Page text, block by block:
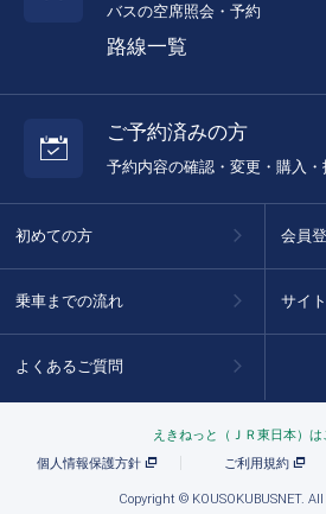
バスの空席照会・予約
路線一覧
ご予約済みの方
予約内容の確認・変更・購入・
初めての方
乗車までの流れ
よくあるご質問
会員
サイ
えきねっと（ＪＲ東日本）は
個人情報保護方針
ご利用規約
Copyright © KOUSOKUBUSNET.